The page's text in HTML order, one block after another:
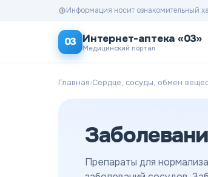
Информация носит ознакомительный
03 Интернет-аптека «03»
Медицинский портал
Главная›Сердце, сосуды, обмен
Препараты для